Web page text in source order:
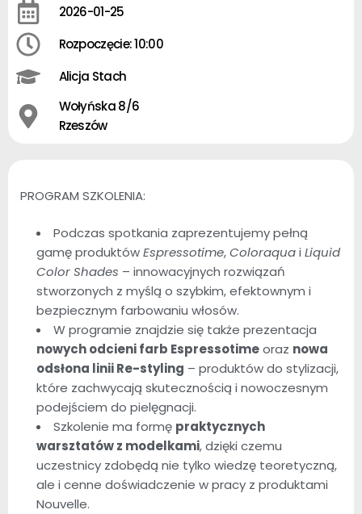
2026-01-25
Rozpoczęcie: 10:00
Alicja Stach
Wołyńska 8/6
Rzeszów
PROGRAM SZKOLENIA:
Podczas spotkania zaprezentujemy pełną
gamę produktówEspressotime,Coloraquai Liquid
Color Shades – innowacyjnych rozwiązań
stworzonych z myślą o szybkim, efektownym i
bezpiecznym farbowaniu włosów.
W programie znajdzie się także prezentacja
nowych odcieni farb Espressotimeoraz nowa
odsłona linii Re-styling – produktów do stylizacji,
które zachwycają skutecznością i nowoczesnym
podejściem do pielęgnacji.
Szkolenie ma formę praktycznych
warsztatów z modelkami, dzięki czemu
uczestnicy zdobędą nie tylko wiedzę teoretyczną,
ale i cenne doświadczenie w pracy z produktami
Nouvelle.